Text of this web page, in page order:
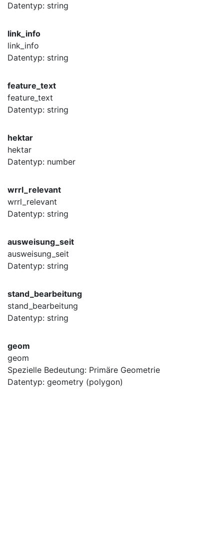
Datentyp: string
link_info
link_info
Datentyp: string
feature_text
feature_text
Datentyp: string
hektar
hektar
Datentyp: number
wrrl_relevant
wrrl_relevant
Datentyp: string
ausweisung_seit
ausweisung_seit
Datentyp: string
stand_bearbeitung
stand_bearbeitung
Datentyp: string
geom
geom
Spezielle Bedeutung: Primäre Geometrie
Datentyp: geometry (polygon)